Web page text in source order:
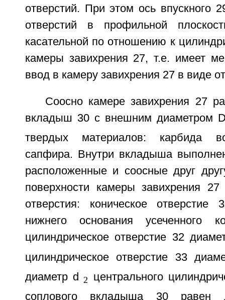
отверстий. При этом ось впускного
отверстий в профильной
касательной по отношению к
камеры завихрения 27, т.е. имеет
ввод в камеру завихрения 27 в виде
Соосно камере завихрения 27
вкладыш 30 с внешним диаметром
твердых материалов: карбида
сапфира. Внутри вкладыша
расположенные и соосные друг
поверхности камеры завихрения
отверстия: коническое
нижнего основания усеченного
цилиндрическое отверстие 32
цилиндрическое отверстие 33
диаметр d 2
центрального
соплового вкладыша 30 равен